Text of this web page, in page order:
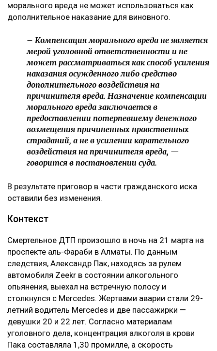
морального вреда не может использоваться как
дополнительное наказание для виновного.
– Компенсация морального вреда не является
мерой уголовной ответственности и не
может рассматриваться как способ усиления
наказания осужденного либо средство
дополнительного воздействия на
причинителя вреда. Назначение компенсации
морального вреда заключается в
предоставлении потерпевшему денежного
возмещения причиненных нравственных
страданий, а не в усилении карательного
воздействия на причинителя вреда, —
говорится в постановлении суда.
В результате приговор в части гражданского иска
оставили без изменения.
Контекст
Смертельное ДТП произошло в ночь на 21 марта на
проспекте аль-Фараби в Алматы. По данным
следствия, Александр Пак, находясь за рулем
автомобиля Zeekr в состоянии алкогольного
опьянения, выехал на встречную полосу и
столкнулся с Mercedes. Жертвами аварии стали 29-
летний водитель Mercedes и две пассажирки —
девушки 20 и 22 лет. Согласно материалам
уголовного дела, концентрация алкоголя в крови
Пака составляла 1,30 промилле, а скорость